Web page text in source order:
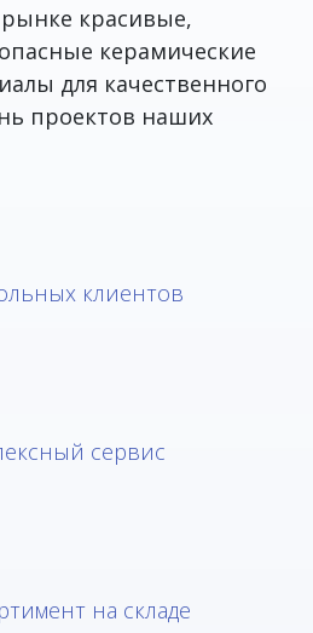
красивые,
керамические
для качественного
проектов наших
клиентов
сервис
на складе